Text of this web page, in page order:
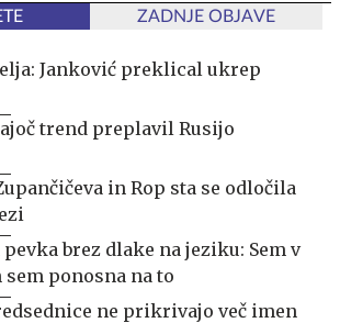
ZADNJE OBJAVE
Janković preklical ukrep
trend preplavil Rusijo
in Rop sta se odločila
brez dlake na jeziku: Sem v
ponosna na to
ne prikrivajo več imen